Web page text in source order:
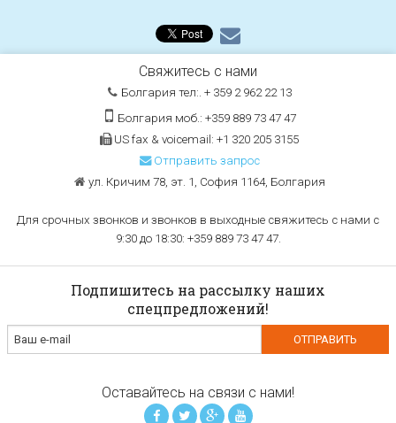
Свяжитесь с нами
Болгария тел:. + 359 2 962 22 13
Болгария моб.: +359 889 73 47 47
US fax & voicemail: +1 320 205 3155
Отправить запрос
ул. Кричим 78, эт. 1, София 1164, Болгария
Для срочных звонков и звонков в выходные свяжитесь с нами с
9:30 до 18:30: +359 889 73 47 47.
Подпишитесь на рассылку наших
спецпредложений!
Оставайтесь на связи с нами!